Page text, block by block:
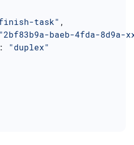
task" ,
"2bf83b9a-baeb-4fda-8d9a-
: "duplex"